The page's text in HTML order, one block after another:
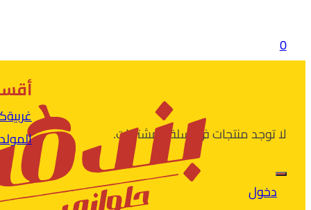
0
لا توجد منتجات في سلة المشتريات.
دخول
غربية
المولد